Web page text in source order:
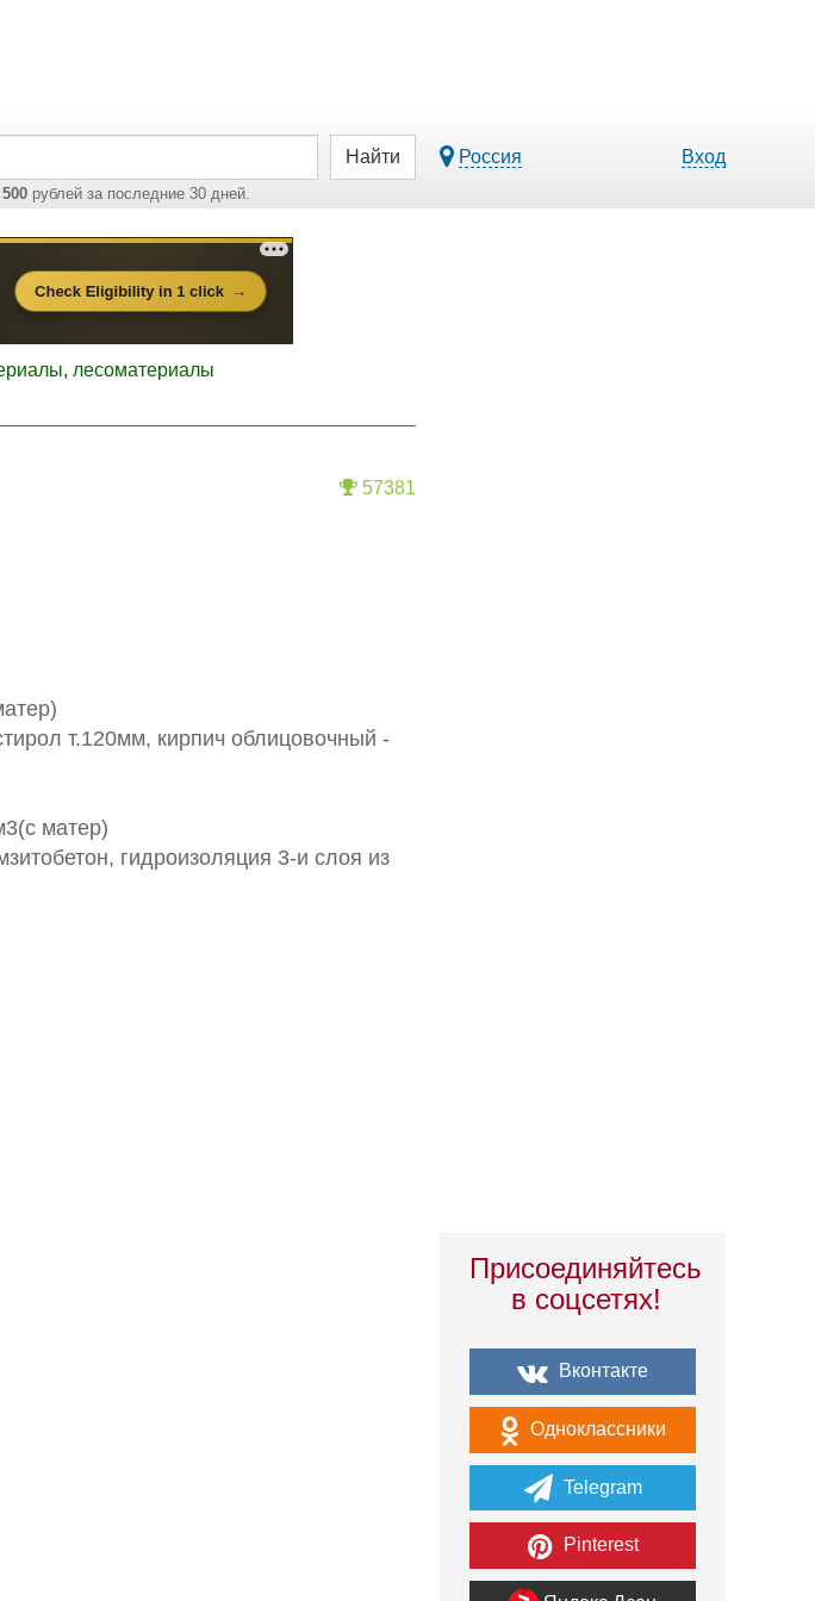
рублей за последние 30 дней.
Найти Россия Вход
лесоматериалы
57381
т.120мм, кирпич облицовочный -
матер)
гидроизоляция 3-и слоя из
Присоединяйтесь
в соцсетях!
Вконтакте
Одноклассники
Telegram
Pinterest